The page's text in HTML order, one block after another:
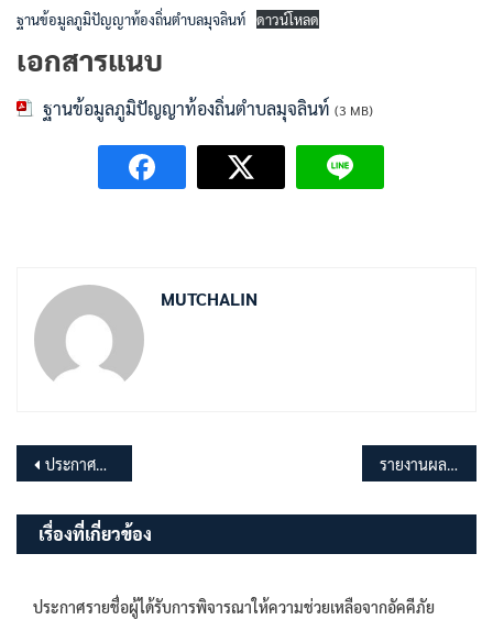
ฐานข้อมูลภูมิปัญญาท้องถิ่นตำบลมุจลินท์ ดาวน์โหลด
เอกสารแนบ
ฐานข้อมูลภูมิปัญญาท้องถิ่นตำบลมุจลินท์ (3 MB)
MUTCHALIN
แนะแนว
เรื่อง
ประกาศผลผู้ชนะการจัดซื้อจัดจ้างหรือผู้ได้รับการคัดเลือก และสาระสำคัญของสัญญาหรือข้อตกลงเป็นหนังสือ ประจำไตรมาสที่ 4 (กรกฎาคม พ.ศ. 2568 ถึง กันยายน พ.ศ. 2568 ) รายงานผลการดำเนินการตามแผนการประเมินความเสี่ยงการทุจริต ประจำปีงบประมาณ พ.ศ.2568
เรื่องที่เกี่ยวข้อง
ประกาศรายชื่อผู้ได้รับการพิจารณาให้ความช่วยเหลือจากอัคคีภัย